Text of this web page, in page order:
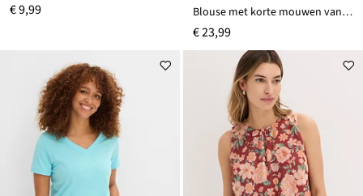
€ 9,99 Blouse met korte mouwen van soepel satijn
€ 23,99